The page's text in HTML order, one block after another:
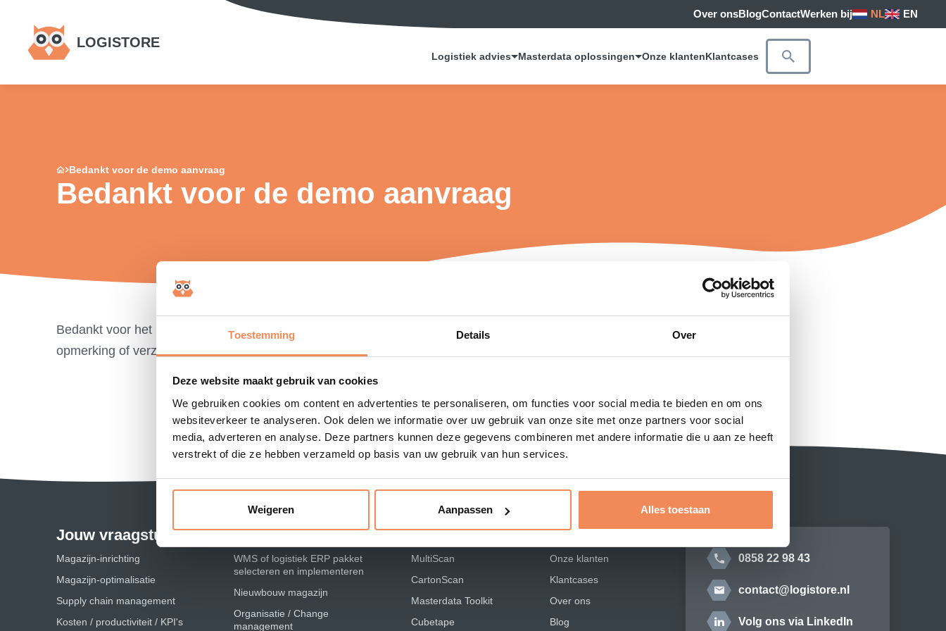
Toestemming Details Over
Deze website maakt gebruik van cookies
We gebruiken cookies om content en advertenties te personaliseren, om functies voor social media te bieden en om ons
websiteverkeer te analyseren. Ook delen we informatie over uw gebruik van onze site met onze partners voor social
media, adverteren en analyse. Deze partners kunnen deze gegevens combineren met andere informatie die u aan ze heeft
verstrekt of die ze hebben verzameld op basis van uw gebruik van hun services.
Weigeren Aanpassen Alles toestaan
LOGISTORE
Over onsBlogContactWerken bij NL EN
Logistiek advies Masterdata oplossingen Onze klantenKlantcases
Bedankt voor de demo aanvraag
Bedankt voor de demo aanvraag
Bedankt voor het invullen van het formulier. We komen zo spoedig mogelijk op jouw vraag,
opmerking of verzoek terug.
Jouw vraagstukken
Magazijn-inrichting
Magazijn-optimalisatie
Supply chain management
Kosten / productiviteit / KPI's
WMS of logistiek ERP pakket
selecteren en implementeren
Nieuwbouw magazijn
Organisatie / Change
management
Oplossingen
MultiScan
CartonScan
Masterdata Toolkit
Cubetape
LOGISTORE
Onze klanten
Klantcases
Over ons
Blog
0858 22 98 43
contact@logistore.nl
Volg ons via LinkedIn